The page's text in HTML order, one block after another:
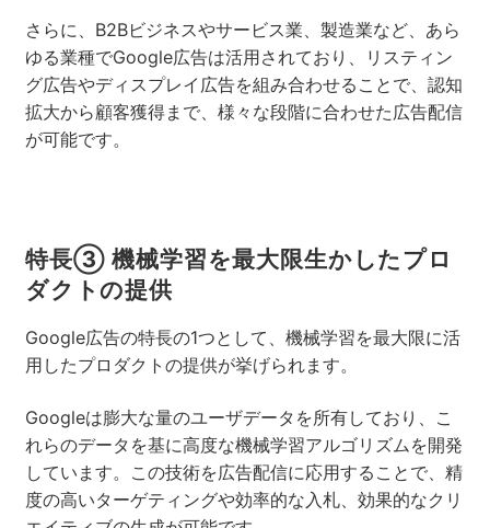
さらに、B2Bビジネスやサービス業、製造業など、あら
ゆる業種でGoogle広告は活用されており、リスティン
グ広告やディスプレイ広告を組み合わせることで、認知
拡大から顧客獲得まで、様々な段階に合わせた広告配信
が可能です。
特長③ 機械学習を最大限生かしたプロ
ダクトの提供
Google広告の特長の1つとして、機械学習を最大限に活
用したプロダクトの提供が挙げられます。
Googleは膨大な量のユーザデータを所有しており、こ
れらのデータを基に高度な機械学習アルゴリズムを開発
しています。この技術を広告配信に応用することで、精
度の高いターゲティングや効率的な入札、効果的なクリ